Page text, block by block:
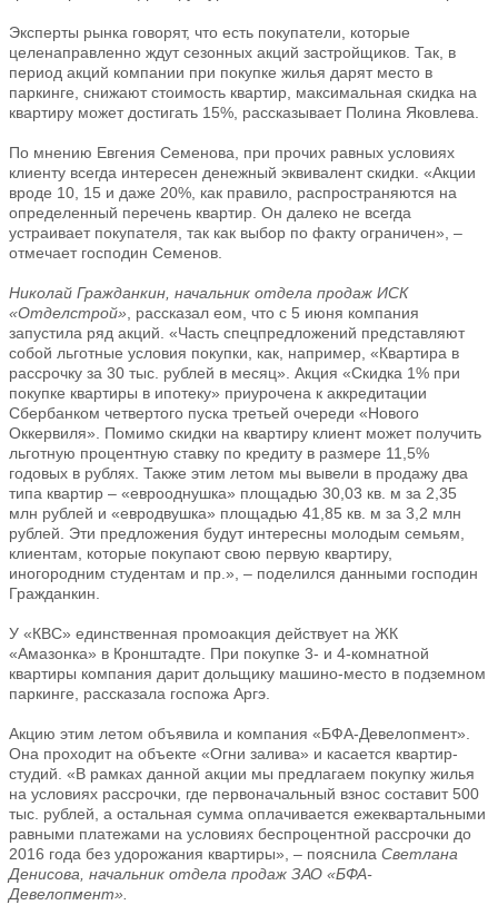
Эксперты рынка говорят, что есть покупатели, которые
целенаправленно ждут сезонных акций застройщиков. Так, в
период акций компании при покупке жилья дарят место в
паркинге, снижают стоимость квартир, максимальная скидка на
квартиру может достигать 15%, рассказывает Полина Яковлева.
По мнению Евгения Семенова, при прочих равных условиях
клиенту всегда интересен денежный эквивалент скидки. «Акции
вроде 10, 15 и даже 20%, как правило, распространяются на
определенный перечень квартир. Он далеко не всегда
устраивает покупателя, так как выбор по факту ограничен», –
отмечает господин Семенов.
Николай Гражданкин, начальник отдела продаж ИСК
«Отделстрой», рассказал еом, что с 5 июня компания
запустила ряд акций. «Часть спецпредложений представляют
собой льготные условия покупки, как, например, «Квартира в
рассрочку за 30 тыс. рублей в месяц». Акция «Скидка 1% при
покупке квартиры в ипотеку» приурочена к аккредитации
Сбербанком четвертого пуска третьей очереди «Нового
Оккервиля». Помимо скидки на квартиру клиент может получить
льготную процентную ставку по кредиту в размере 11,5%
годовых в рублях. Также этим летом мы вывели в продажу два
типа квартир – «еврооднушка» площадью 30,03 кв. м за 2,35
млн рублей и «евродвушка» площадью 41,85 кв. м за 3,2 млн
рублей. Эти предложения будут интересны молодым семьям,
клиентам, которые покупают свою первую квартиру,
иногородним студентам и пр.», – поделился данными господин
Гражданкин.
У «КВС» единственная промоакция действует на ЖК
«Амазонка» в Кронштадте. При по­купке 3- и 4-комнатной
квартиры компания дарит дольщику машино-место в подземном
паркинге, рассказала госпожа Аргэ.
Акцию этим летом объявила и компания «БФА-Девелопмент».
Она проходит на объекте «Огни залива» и касается квартир-
студий. «В рамках данной акции мы предлагаем покупку жилья
на условиях рассрочки, где первоначальный взнос составит 500
тыс. рублей, а остальная сумма оплачивается ежеквартальными
равными платежами на условиях беспроцентной рассрочки до
2016 года без удорожания квартиры», – пояснила Светлана
Денисова, начальник отдела продаж ЗАО «БФА-
Девелопмент».